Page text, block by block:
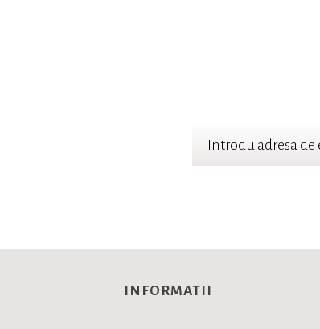
INFORMATII